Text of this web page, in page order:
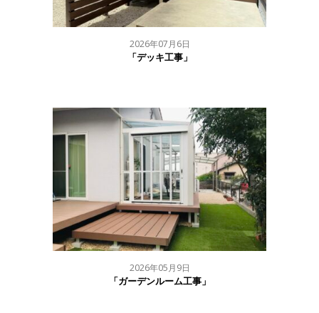
2026年07月6日
「デッキ工事」
2026年05月9日
「ガーデンルーム工事」